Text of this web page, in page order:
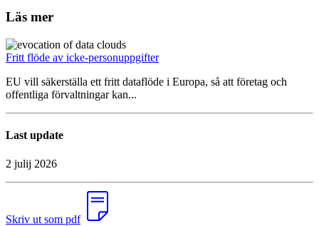
Läs mer
Fritt flöde av icke-personuppgifter
EU vill säkerställa ett fritt dataflöde i Europa, så att företag och
offentliga förvaltningar kan...
Last update
2 julij 2026
Skriv ut som pdf